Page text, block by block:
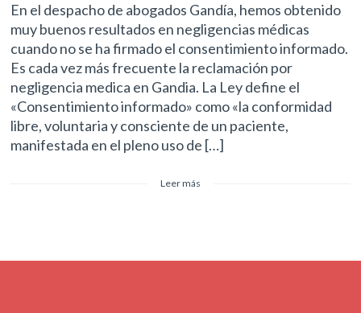
En el despacho de abogados Gandía, hemos obtenido
muy buenos resultados en negligencias médicas
cuando no se ha firmado el consentimiento informado.
Es cada vez más frecuente la reclamación por
negligencia medica en Gandia. La Ley define el
«Consentimiento informado» como «la conformidad
libre, voluntaria y consciente de un paciente,
manifestada en el pleno uso de […]
Leer más